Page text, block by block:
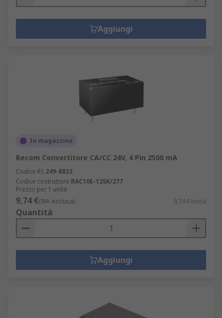
Aggiungi
In magazzino
Recom Convertitore CA/CC 24V, 4 Pin 2500 mA
Codice RS 249-8823
Codice costruttore RAC10E-12SK/277
Prezzo per 1 unità
9,74 €(IVA esclusa) 9,74 €/unità
Quantità
Aggiungi